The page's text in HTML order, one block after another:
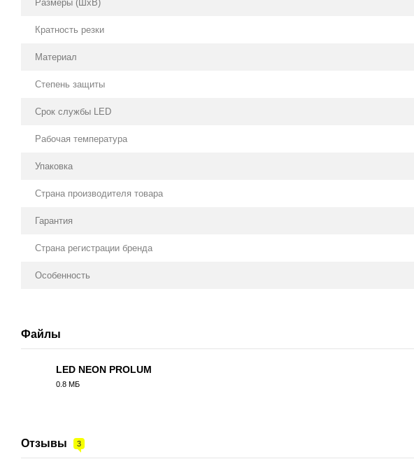
Размеры (ШхВ)
Кратность резки
Материал
Степень защиты
Срок службы LED
Рабочая температура
Упаковка
Страна производителя товара
Гарантия
Страна регистрации бренда
Особенность
Файлы
LED NEON PROLUM
0.8 МБ
Отзывы 3